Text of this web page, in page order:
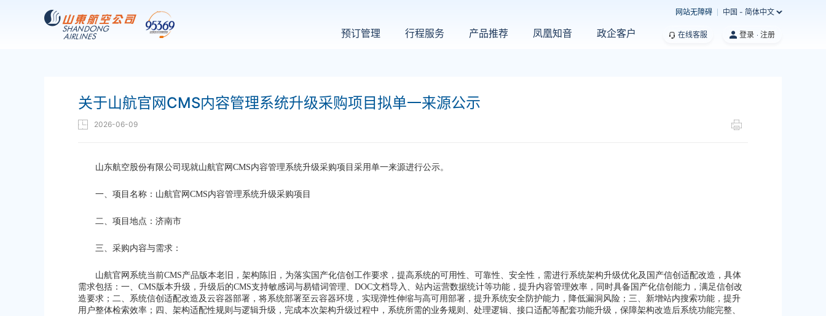
预订管理 行程服务 产品推荐 凤凰知音 政企客户
网站无障碍 中国 - 简体中文
在线客服 登录 注册
关于山航官网CMS内容管理系统升级采购项目拟单一来源公示
2026-06-09
山东航空股份有限公司现就山航官网CMS内容管理系统升级采购项目采用单一来源进行公示。
一、项目名称：山航官网CMS内容管理系统升级采购项目
二、项目地点：济南市
三、采购内容与需求：
山航官网系统当前CMS产品版本老旧，架构陈旧，为落实国产化信创工作要求，提高系统的可用性、可靠性、安全性，需进行系统架构升级优化及国产信创适配改造，具体
需求包括：一、CMS版本升级，升级后的CMS支持敏感词与易错词管理、DOC文档导入、站内运营数据统计等功能，提升内容管理效率，同时具备国产化信创能力，满足信创改
造要求；二、系统信创适配改造及云容器部署，将系统部署至云容器环境，实现弹性伸缩与高可用部署，提升系统安全防护能力，降低漏洞风险；三、新增站内搜索功能，提升
用户整体检索效率；四、架构适配性规则与逻辑升级，完成本次架构升级过程中，系统所需的业务规则、处理逻辑、接口适配等配套功能升级，保障架构改造后系统功能完整、